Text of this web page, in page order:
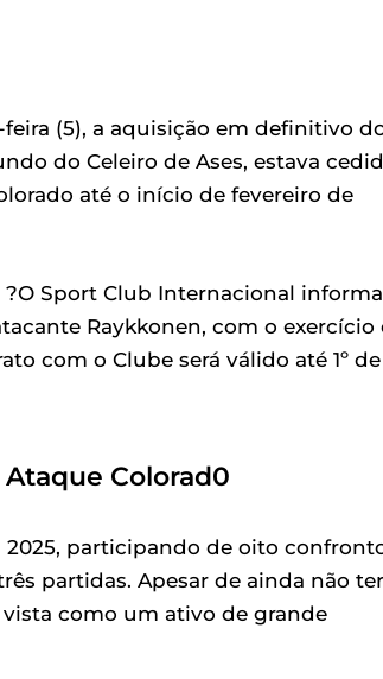
(5), a aquisição em definitivo
do Celeiro de Ases, estava
até o início de fevereiro de
Sport Club Internacional informa
Raykkonen, com o exercício
com o Clube será válido até 1º de
Colorad0
participando de oito
partidas. Apesar de ainda não ter
como um ativo de grande